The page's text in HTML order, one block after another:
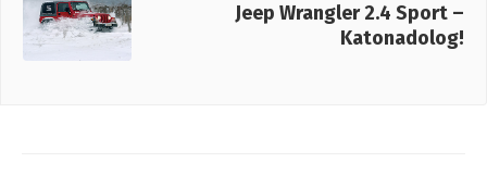
Jeep Wrangler 2.4 Sport –
Katonadolog!